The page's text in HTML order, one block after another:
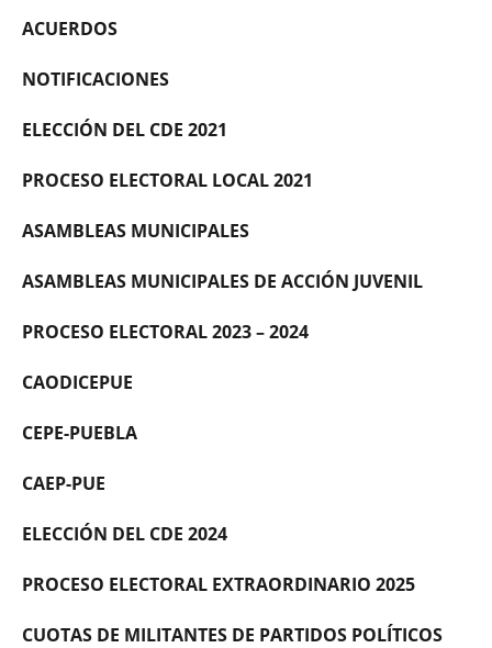
ACUERDOS
NOTIFICACIONES
ELECCIÓN DEL CDE 2021
PROCESO ELECTORAL LOCAL 2021
ASAMBLEAS MUNICIPALES
ASAMBLEAS MUNICIPALES DE ACCIÓN JUVENIL
PROCESO ELECTORAL 2023 – 2024
CAODICEPUE
CEPE-PUEBLA
CAEP-PUE
ELECCIÓN DEL CDE 2024
PROCESO ELECTORAL EXTRAORDINARIO 2025
CUOTAS DE MILITANTES DE PARTIDOS POLÍTICOS